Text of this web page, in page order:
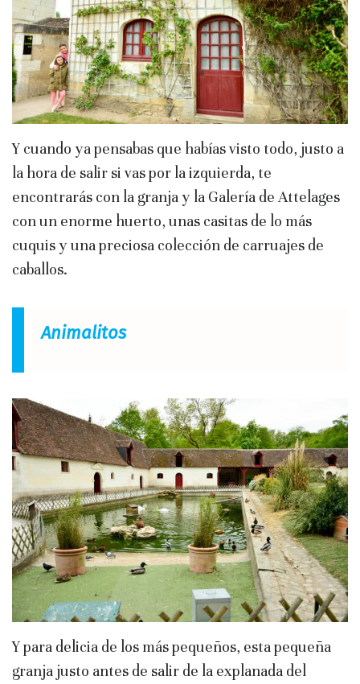
Y cuando ya pensabas que habías visto todo, justo a
la hora de salir si vas por la izquierda, te
encontrarás con la granja y la Galería de Attelages
con un enorme huerto, unas casitas de lo más
cuquis y una preciosa colección de carruajes de
caballos.
Animalitos
Y para delicia de los más pequeños, esta pequeña
granja justo antes de salir de la explanada del